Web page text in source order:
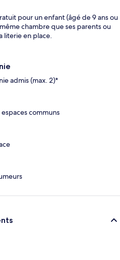
pour un enfant (âgé de 9 ans ou
chambre que ses parents ou
literie en place.
admis (max. 2)*
communs